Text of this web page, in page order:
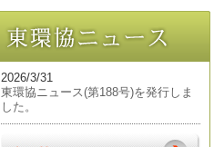
2026/3/31
東環協ニュース(第188号)を発行しま
した。